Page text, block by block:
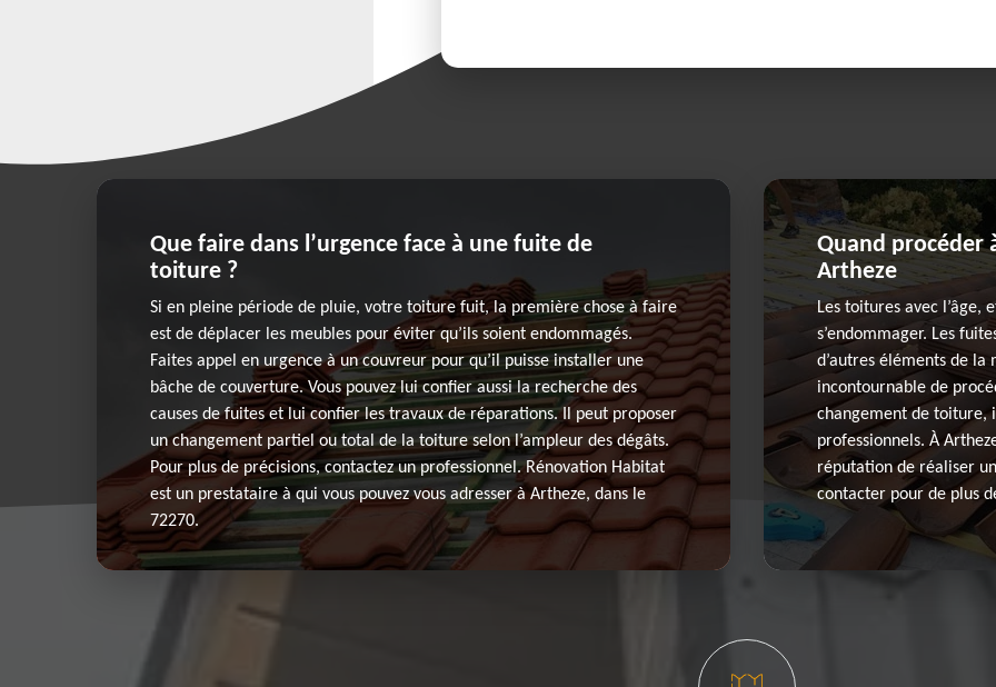
Que faire dans l’urgence face à une fuite de
toiture ?
Si en pleine période de pluie, votre toiture fuit, la première chose à faire
est de déplacer les meubles pour éviter qu’ils soient endommagés.
Faites appel en urgence à un couvreur pour qu’il puisse installer une
bâche de couverture. Vous pouvez lui confier aussi la recherche des
causes de fuites et lui confier les travaux de réparations. Il peut proposer
un changement partiel ou total de la toiture selon l’ampleur des dégâts.
Pour plus de précisions, contactez un professionnel. Rénovation Habitat
est un prestataire à qui vous pouvez vous adresser à Artheze, dans le
72270.
Quand procéder
Artheze
Les toitures avec l’âge,
s’endommager. Les
d’autres éléments de
incontournable de
changement de toiture,
professionnels. À
réputation de réaliser
contacter pour de plus